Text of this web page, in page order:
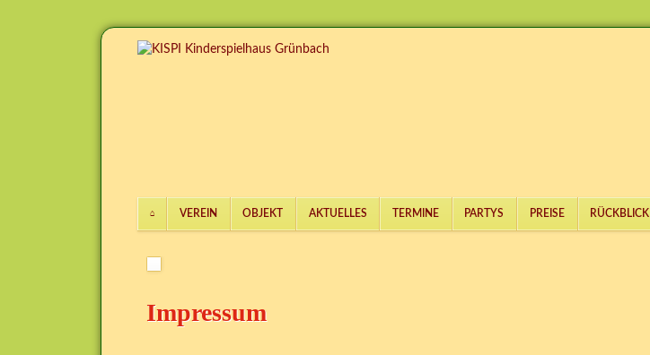
VEREIN OBJEKT AKTUELLES TERMINE PARTYS PREISE RÜCKBLICK
überspringen
Impressum